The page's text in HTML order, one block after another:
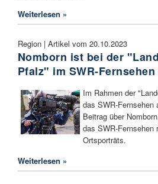
Weiterlesen »
Region | Artikel vom 20.10.2023
Nomborn ist bei der
Pfalz" im SWR-
Im Rahmen der
das SWR-Fernsehen
Beitrag über
das SWR-Fernsehen
Ortsporträts.
Weiterlesen »